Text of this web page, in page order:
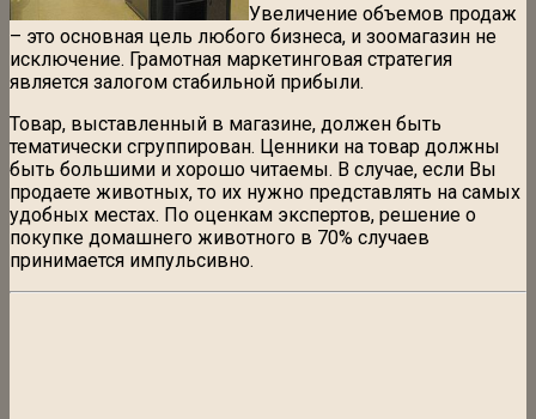
Увеличение объемов продаж
– это основная цель любого бизнеса, и зоомагазин не
исключение. Грамотная маркетинговая стратегия
является залогом стабильной прибыли.
Товар, выставленный в магазине, должен быть
тематически сгруппирован. Ценники на товар должны
быть большими и хорошо читаемы. В случае, если Вы
продаете животных, то их нужно представлять на самых
удобных местах. По оценкам экспертов, решение о
покупке домашнего животного в 70% случаев
принимается импульсивно.